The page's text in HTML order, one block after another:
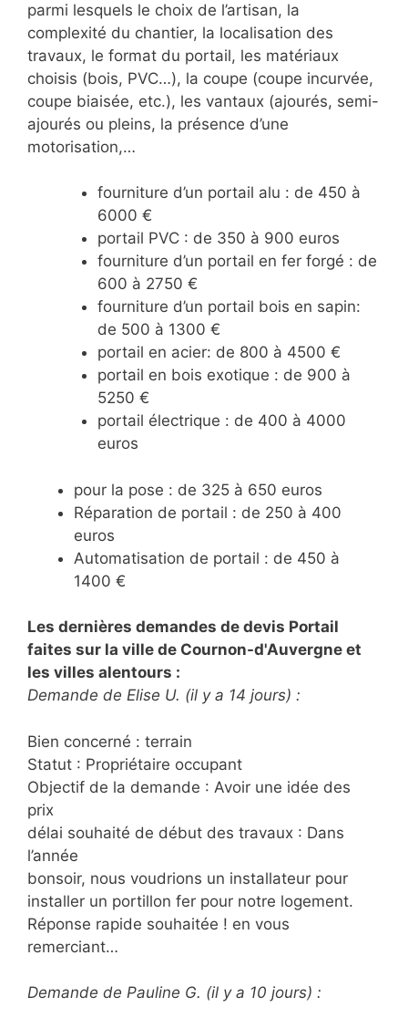
parmi lesquels le choix de l’artisan, la
complexité du chantier, la localisation des
travaux, le format du portail, les matériaux
choisis (bois, PVC…), la coupe (coupe incurvée,
coupe biaisée, etc.), les vantaux (ajourés, semi-
ajourés ou pleins, la présence d’une
motorisation,…
fourniture d’un portail alu : de 450 à
6000 €
portail PVC : de 350 à 900 euros
fourniture d’un portail en fer forgé : de
600 à 2750 €
fourniture d’un portail bois en sapin:
de 500 à 1300 €
portail en acier: de 800 à 4500 €
portail en bois exotique : de 900 à
5250 €
portail électrique : de 400 à 4000
euros
pour la pose : de 325 à 650 euros
Réparation de portail : de 250 à 400
euros
Automatisation de portail : de 450 à
1400 €
Les dernières demandes de devis Portail
faites sur la ville de Cournon-d'Auvergne et
les villes alentours :
Demande de Elise U. (il y a 14 jours) :
Bien concerné : terrain
Statut : Propriétaire occupant
Objectif de la demande : Avoir une idée des
prix
délai souhaité de début des travaux : Dans
l’année
bonsoir, nous voudrions un installateur pour
installer un portillon fer pour notre logement.
Réponse rapide souhaitée ! en vous
remerciant…
Demande de Pauline G. (il y a 10 jours) :